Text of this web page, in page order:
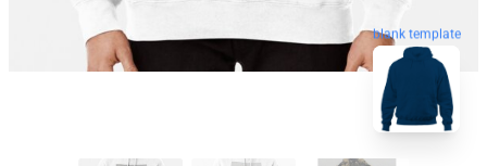
blank template